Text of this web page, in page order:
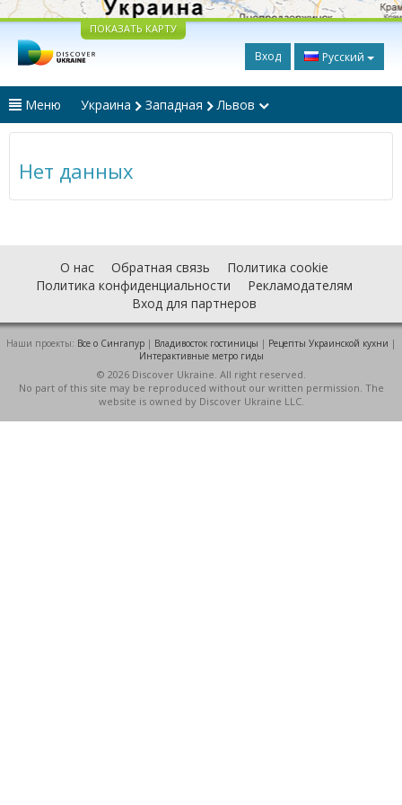
ПОКАЗАТЬ КАРТУ
Вход Русский
Меню Украина Западная Львов
Нет данных
О нас Обратная связь
Политика cookie
Политика конфиденциальности
Рекламодателям
Вход для партнеров
Наши проекты: Все о Cингапур | Владивосток гостиницы | Рецепты Украинской кухни |
Интерактивные метро гиды
© 2026 Discover Ukraine. All right reserved.
No part of this site may be reproduced without our written permission. The
website is owned by Discover Ukraine LLC.